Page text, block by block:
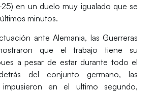
25) en un duelo muy igualado que se
minutos.
anteAlemania, lasGuerreras
que el trabajo tiene su
a pesar de estar durante todo el
del conjunto germano, las
impusieron en el ultimo segundo,